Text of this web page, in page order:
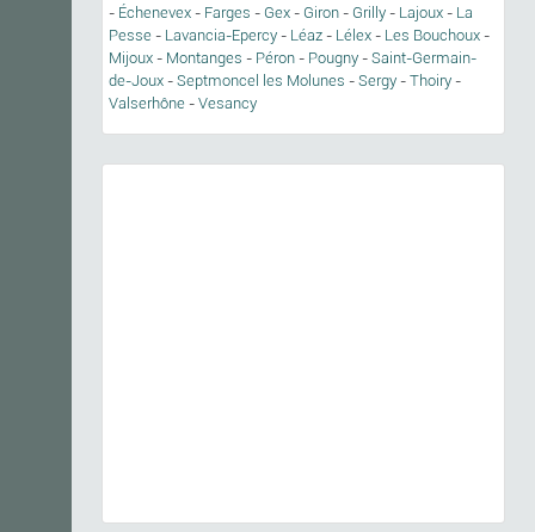
- Échenevex - Farges - Gex - Giron - Grilly - Lajoux - La
Pesse - Lavancia-Epercy - Léaz - Lélex - Les Bouchoux -
Mijoux - Montanges - Péron - Pougny - Saint-Germain-
de-Joux - Septmoncel les Molunes - Sergy - Thoiry -
Valserhône - Vesancy